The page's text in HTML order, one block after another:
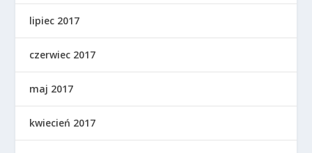
lipiec 2017
czerwiec 2017
maj 2017
kwiecień 2017